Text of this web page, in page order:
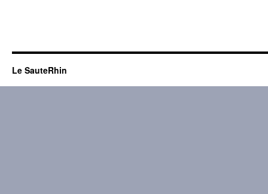
Le SauteRhin